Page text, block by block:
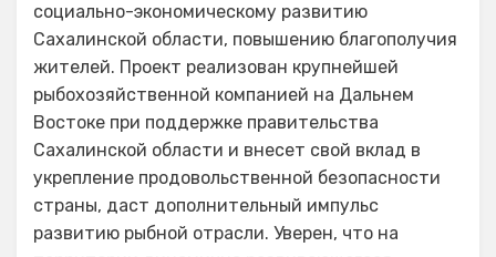
социально-экономическому развитию
Сахалинской области, повышению благополучия
жителей. Проект реализован крупнейшей
рыбохозяйственной компанией на Дальнем
Востоке при поддержке правительства
Сахалинской области и внесет свой вклад в
укрепление продовольственной безопасности
страны, даст дополнительный импульс
развитию рыбной отрасли. Уверен, что на